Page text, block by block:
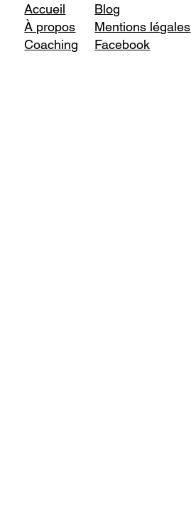
Accueil
À propos
Coaching
Blog
Mentions légales
Facebook